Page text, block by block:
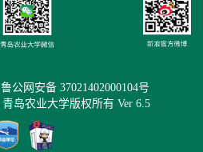
公网安备 37021402000104号
岛农业大学版权所有 Ver 6.5